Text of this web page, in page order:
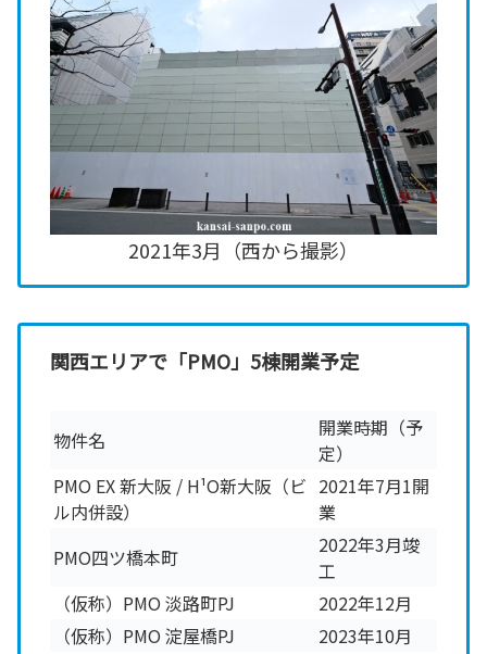
2021年3月（西から撮影）
関西エリアで「PMO」5棟開業予定
物件名
開業時期（予
定）
PMO EX 新大阪 / H¹O新大阪（ビ
ル内併設）
2021年7月1開
業
PMO四ツ橋本町
2022年3月竣
工
（仮称）PMO 淡路町PJ
2022年12月
（仮称）PMO 淀屋橋PJ
2023年10月